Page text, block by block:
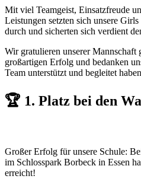
Mit viel Teamgeist, Einsatzfreude
Leistungen setzten sich unsere
durch und sicherten sich verdient
Wir gratulieren unserer Mannschaft
großartigen Erfolg und bedanken
Team unterstützt und begleitet
🏆 1. Platz bei den
Großer Erfolg für unsere Schule:
im Schlosspark Borbeck in Essen
erreicht!